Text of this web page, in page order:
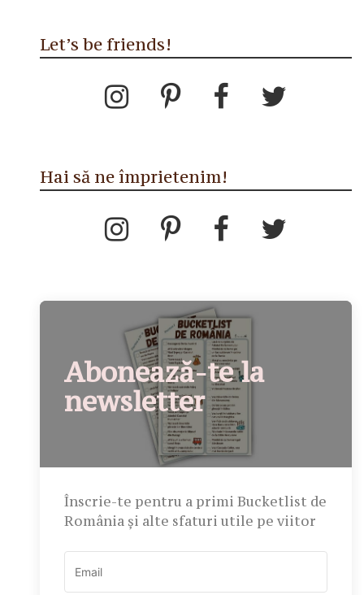
Let’s be friends!
Hai să ne împrietenim!
Abonează-te la
newsletter
Înscrie-te pentru a primi Bucketlist de
România și alte sfaturi utile pe viitor